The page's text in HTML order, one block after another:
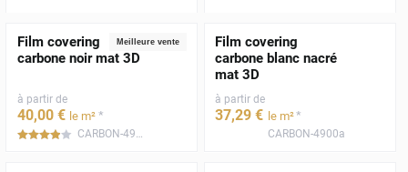
Meilleure vente
Film covering
carbone noir mat 3D
à partir de
40,00 € le m² *
***** CARBON-4903a
Film covering
carbone blanc nacré
mat 3D
à partir de
37,29 € le m²*
CARBON-4900a